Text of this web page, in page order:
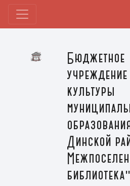
Бюджетное
учреждение
культуры
Динской
библиотека"